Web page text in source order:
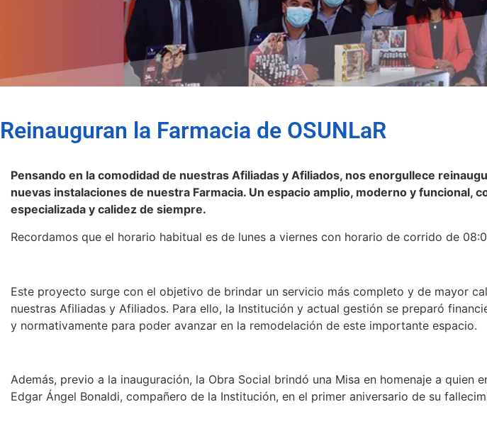
Reinauguran la Farmacia de OSUNLaR
Pensando en la comodidad de nuestras Afiliadas y Afiliados, nos enorgullece
nuevas instalaciones de nuestra Farmacia. Un espacio amplio, moderno y funcional,
especializada y calidez de siempre.
Recordamos que el horario habitual es de lunes a viernes con horario de corrido de
Este proyecto surge con el objetivo de brindar un servicio más completo y de mayor
nuestras Afiliadas y Afiliados. Para ello, la Institución y actual gestión se preparó
y normativamente para poder avanzar en la remodelación de este importante espacio.
Además, previo a la inauguración, la Obra Social brindó una Misa en homenaje a quien
Edgar Ángel Bonaldi, compañero de la Institución, en el primer aniversario de su